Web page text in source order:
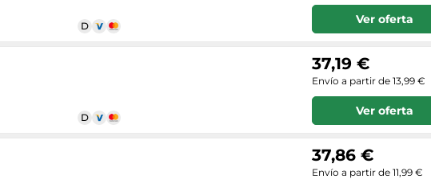
Ver oferta
37,19 €
Envío a partir de 13,99 €
Ver oferta
37,86 €
Envío a partir de 11,99 €